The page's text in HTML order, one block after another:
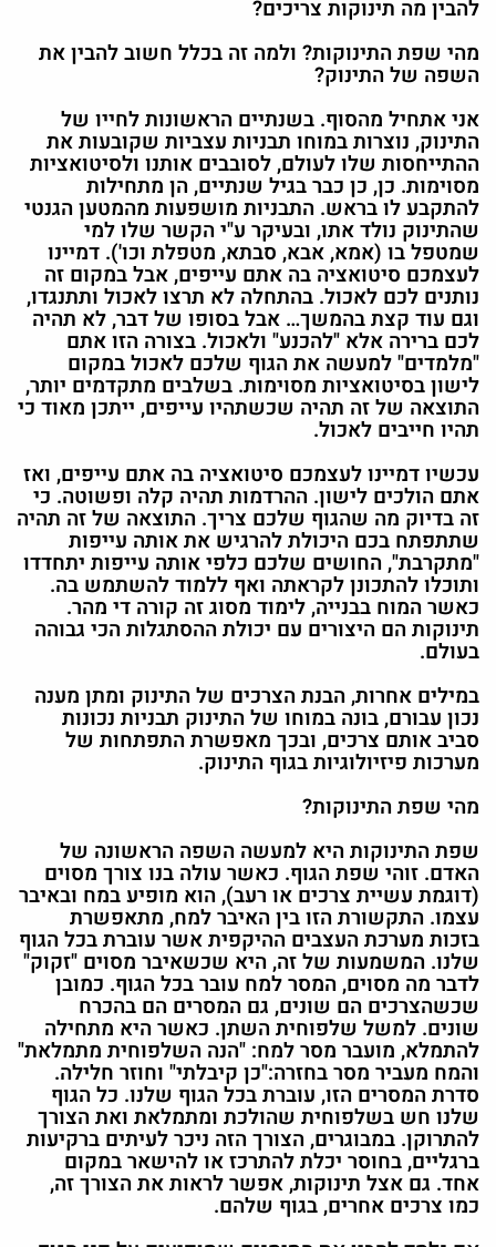
להבין מה תינוקות צריכים?
מהי שפת התינוקות? ולמה זה בכלל חשוב להבין את
השפה של התינוק?
אני אתחיל מהסוף. בשנתיים הראשונות לחייו של
התינוק, נוצרות במוחו תבניות עצביות שקובעות את
ההתייחסות שלו לעולם, לסובבים אותנו ולסיטואציות
מסוימות. כן, כן כבר בגיל שנתיים, הן מתחילות
להתקבע לו בראש. התבניות מושפעות מהמטען הגנטי
שהתינוק נולד אתו, ובעיקר ע"י הקשר שלו למי
שמטפל בו (אמא, אבא, סבתא, מטפלת וכו'). דמיינו
לעצמכם סיטואציה בה אתם עייפים, אבל במקום זה
נותנים לכם לאכול. בהתחלה לא תרצו לאכול ותתנגדו,
וגם עוד קצת בהמשך… אבל בסופו של דבר, לא תהיה
לכם ברירה אלא "להכנע" ולאכול. בצורה הזו אתם
"מלמדים" למעשה את הגוף שלכם לאכול במקום
לישון בסיטואציות מסוימות. בשלבים מתקדמים יותר,
התוצאה של זה תהיה שכשתהיו עייפים, ייתכן מאוד כי
תהיו חייבים לאכול.
עכשיו דמיינו לעצמכם סיטואציה בה אתם עייפים, ואז
אתם הולכים לישון. ההרדמות תהיה קלה ופשוטה. כי
זה בדיוק מה שהגוף שלכם צריך. התוצאה של זה תהיה
שתתפתח בכם היכולת להרגיש את אותה עייפות
"מתקרבת", החושים שלכם כלפי אותה עייפות יתחדדו
ותוכלו להתכונן לקראתה ואף ללמוד להשתמש בה.
כאשר המוח בבנייה, לימוד מסוג זה קורה די מהר.
תינוקות הם היצורים עם יכולת ההסתגלות הכי גבוהה
בעולם.
במילים אחרות, הבנת הצרכים של התינוק ומתן מענה
נכון עבורם, בונה במוחו של התינוק תבניות נכונות
סביב אותם צרכים, ובכך מאפשרת התפתחות של
מערכות פיזיולוגיות בגוף התינוק.
מהי שפת התינוקות?
שפת התינוקות היא למעשה השפה הראשונה של
האדם. זוהי שפת הגוף. כאשר עולה בנו צורך מסוים
(דוגמת עשיית צרכים או רעב), הוא מופיע במח ובאיבר
עצמו. התקשורת הזו בין האיבר למח, מתאפשרת
בזכות מערכת העצבים ההיקפית אשר עוברת בכל הגוף
שלנו. המשמעות של זה, היא שכשאיבר מסוים "זקוק"
לדבר מה מסוים, המסר למח עובר בכל הגוף. כמובן
שכשהצרכים הם שונים, גם המסרים הם בהכרח
שונים. למשל שלפוחית השתן. כאשר היא מתחילה
להתמלא, מועבר מסר למח: "הנה השלפוחית מתמלאת"
והמח מעביר מסר בחזרה:"כן קיבלתי" וחוזר חלילה.
סדרת המסרים הזו, עוברת בכל הגוף שלנו. כל הגוף
שלנו חש בשלפוחית שהולכת ומתמלאת ואת הצורך
להתרוקן. במבוגרים, הצורך הזה ניכר לעיתים ברקיעות
ברגליים, בחוסר יכלת להתרכז או להישאר במקום
אחד. גם אצל תינוקות, אפשר לראות את הצורך זה,
כמו צרכים אחרים, בגוף שלהם.